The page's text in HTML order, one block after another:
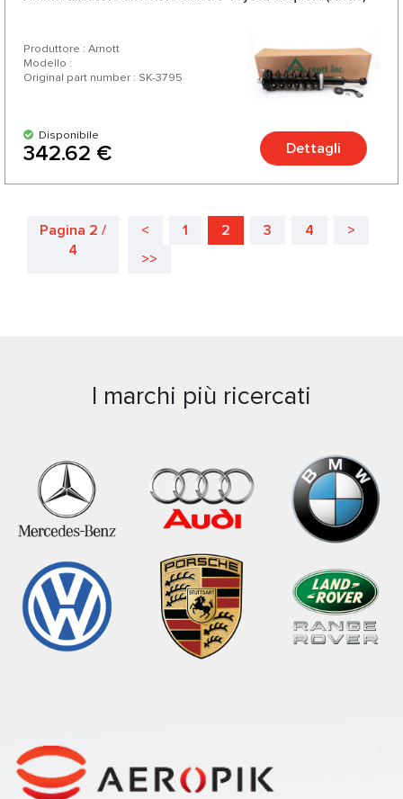
Produttore : Arnott
Modello :
Original part number : SK-3795
Disponibile
342.62 € Dettagli
Pagina 2 /
4
< 1 2 3 4
>
>>
I marchi più ricercati